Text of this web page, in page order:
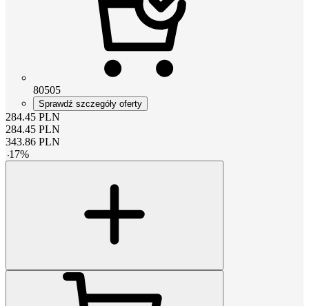
80505
Sprawdź szczegóły oferty
284.45 PLN
284.45 PLN
343.86 PLN
-17%